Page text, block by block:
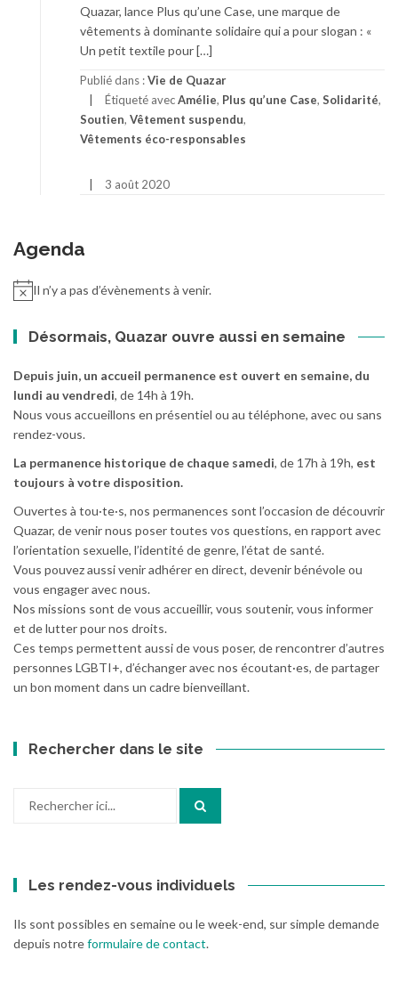
Quazar, lance Plus qu’une Case, une marque de
vêtements à dominante solidaire qui a pour slogan : «
Un petit textile pour […]
Publié dans :Vie de Quazar
Étiqueté avecAmélie, Plus qu’une Case, Solidarité,
Soutien, Vêtement suspendu,
Vêtements éco-responsables
3 août 2020
Agenda
Il n’y a pas d’évènements à venir.
Désormais, Quazar ouvre aussi en semaine
Depuis juin, un accueil permanence est ouvert en semaine, du
lundi au vendredi, de 14h à 19h.
Nous vous accueillons en présentiel ou au téléphone, avec ou sans
rendez-vous.
La permanence historique de chaque samedi, de 17h à 19h, est
toujours à votre disposition.
Ouvertes à tou·te·s, nos permanences sont l’occasion de découvrir
Quazar, de venir nous poser toutes vos questions, en rapport avec
l’orientation sexuelle, l’identité de genre, l’état de santé.
Vous pouvez aussi venir adhérer en direct, devenir bénévole ou
vous engager avec nous.
Nos missions sont de vous accueillir, vous soutenir, vous informer
et de lutter pour nos droits.
Ces temps permettent aussi de vous poser, de rencontrer d’autres
personnes LGBTI+, d’échanger avec nos écoutant·es, de partager
un bon moment dans un cadre bienveillant.
Rechercher dans le site
Les rendez-vous individuels
Ils sont possibles en semaine ou le week-end, sur simple demande
depuis notreformulaire de contact.